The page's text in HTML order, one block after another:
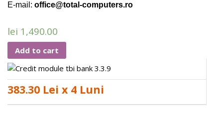
E-mail: office@total-computers.ro
lei 1,490.00
Add to cart
383.30 Lei x 4 Luni